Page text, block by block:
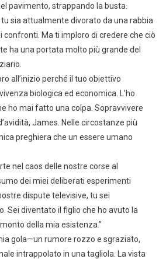
pavimento, strappando la busta.
sia attualmente divorato da una rabbia
confronti. Ma ti imploro di credere che ciò
ha una portata molto più grande del
all’inizio perché il tuo obiettivo
biologica ed economica. L’ho
ho mai fatto una colpa. Sopravvivere
James. Nelle circostanze più
preghiera che un essere umano
nel caos delle nostre corse al
dei miei deliberati esperimenti
dispute televisive, tu sei
Sei diventato il figlio che ho avuto la
della mia esistenza.”
gola—un rumore rozzo e sgraziato,
intrappolato in una tagliola. La vista